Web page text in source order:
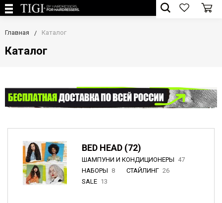
Главная Каталог
Каталог
BED HEAD (72)
ШАМПУНИ И КОНДИЦИОНЕРЫ 47
НАБОРЫ 8 СТАЙЛИНГ 26
SALE 13